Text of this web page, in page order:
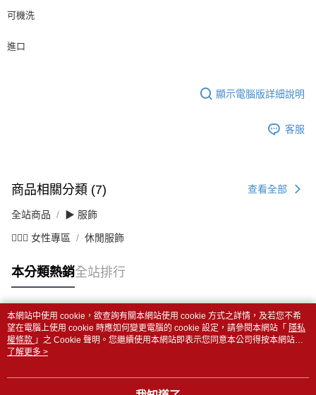
可機洗
進口
顯示電腦版詳細說明
客服
商品相關分類 (7) 查看全部
全站商品 ▶ 服飾
💁🏻‍♀️ 女性專區 休閒服飾
本分類熱銷全站排行
熱門標籤
本網站中使用 cookie，欲查詢有關本網站使用 cookie 方式之詳情，及若您不希
望在電腦上使用 cookie 時應如何變更電腦的 cookie 設定，請參閱本網站「 隱私
權條款 」之 Cookie 聲明。您繼續使用本網站即表示您同意本公司得按本網站使
用條款之 Cookie 聲明使用 cookie。
了解更多 >